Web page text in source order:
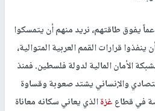
يفوق طاقتهم، نريد منهم أن يتمسكوا
ينفذوا قرارات القمم العربية المتوالية،
الأمان المالية لدولة فلسطين. فمنذ
والوضع الاقتصادي والإنساني يشتد صعوبة وقساوة
في قطاعغزةالذي يعاني سكانه معاناة